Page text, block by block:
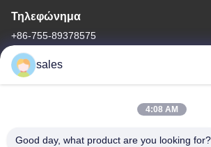
Τηλεφώνημα
+86-755-89378575
Καλή ποιότητα της Κίνας Ηλιακός
Προμηθευτής. Πνευματικά δικαιώματα © -
sales
4:08 AM
Good day, what product are you looking for?